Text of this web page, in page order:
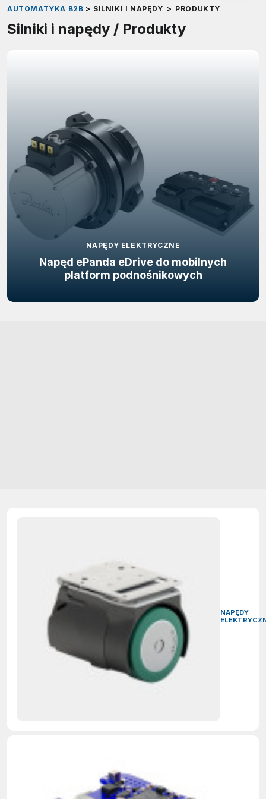
AUTOMATYKA B2B > SILNIKI I NAPĘDY > PRODUKTY
Silniki i napędy / Produkty
NAPĘDY ELEKTRYCZNE
Napęd ePanda eDrive do mobilnych
platform podnośnikowych
NAPĘDY